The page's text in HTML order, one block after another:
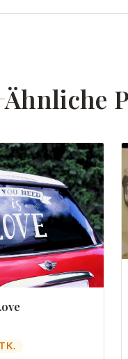
Ähnliche